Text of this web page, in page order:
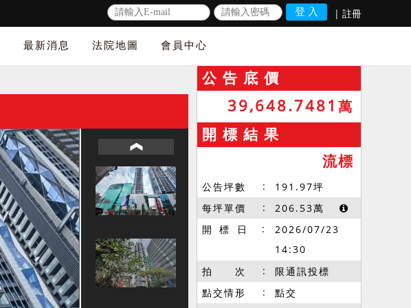
| 註冊
最新消息 法院地圖 會員中心
公 告 底 價
39,648.7481 萬
開 標 結 果
流標
公告坪數 191.97坪
每坪單價
206.53萬
開 標 日
2026/07/23
14:30
拍 次
限通訊投標
點交情形
點交